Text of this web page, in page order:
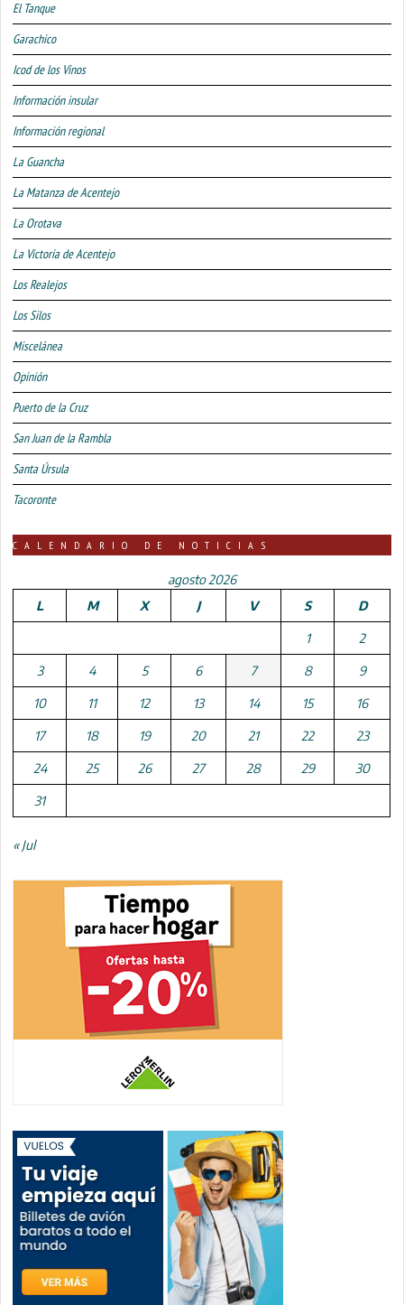
El Tanque
Garachico
Icod de los Vinos
Información insular
Información regional
La Guancha
La Matanza de Acentejo
La Orotava
La Victoria de Acentejo
Los Realejos
Los Silos
Miscelánea
Opinión
Puerto de la Cruz
San Juan de la Rambla
Santa Úrsula
Tacoronte
CALENDARIO DE NOTICIAS
agosto 2026
L
M X J V S D
1 2
3 4 5 6 7 8 9
10 11 12 13 14 15 16
17 18 19 20 21 22 23
24 25 26 27 28 29 30
31
« Jul